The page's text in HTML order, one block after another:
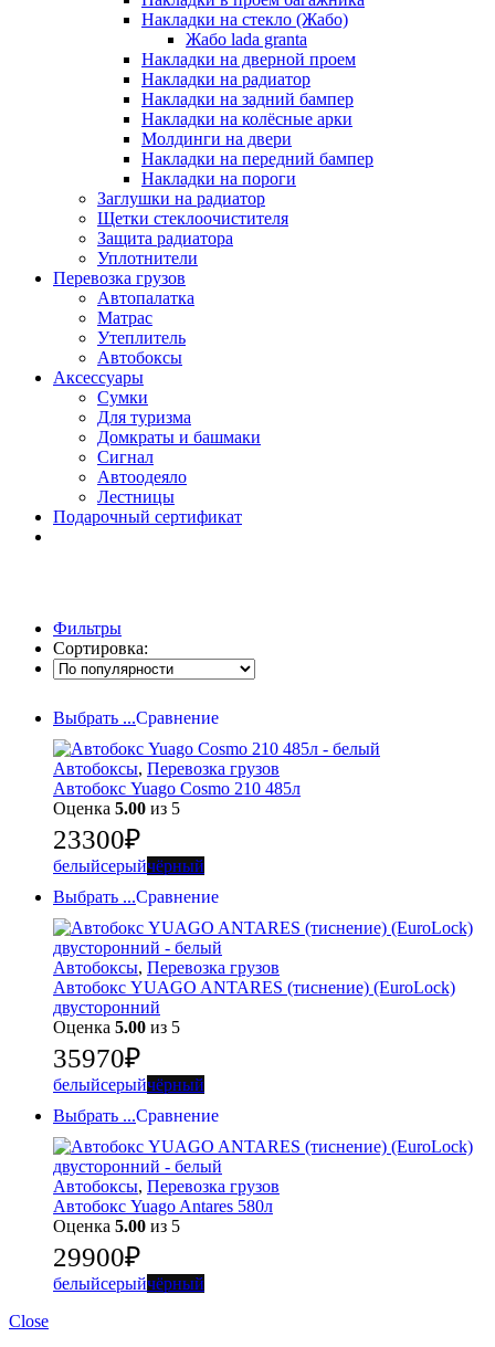
Накладки на стекло (Жабо)
Жабо lada granta
Накладки на дверной проем
Накладки на радиатор
Накладки на задний бампер
Накладки на колёсные арки
Молдинги на двери
Накладки на передний бампер
Накладки на пороги
Заглушки на радиатор
Щетки стеклоочистителя
Защита радиатора
Уплотнители
Перевозка грузов
Автопалатка
Матрас
Утеплитель
Автобоксы
Аксессуары
Сумки
Для туризма
Домкраты и башмаки
Сигнал
Автоодеяло
Лестницы
Подарочный сертификат
Фильтры
Сортировка:
Выбрать ...Сравнение
Автобоксы, Перевозка грузов
Автобокс Yuago Cosmo 210 485л
Оценка 5.00 из 5
23300₽
белыйсерыйчёрный
Выбрать ...Сравнение
Автобоксы, Перевозка грузов
Автобокс YUAGO ANTARES (тиснение) (EuroLock)
двусторонний
Оценка 5.00 из 5
35970₽
белыйсерыйчёрный
Выбрать ...Сравнение
Автобоксы, Перевозка грузов
Автобокс Yuago Antares 580л
Оценка 5.00 из 5
29900₽
белыйсерыйчёрный
Close